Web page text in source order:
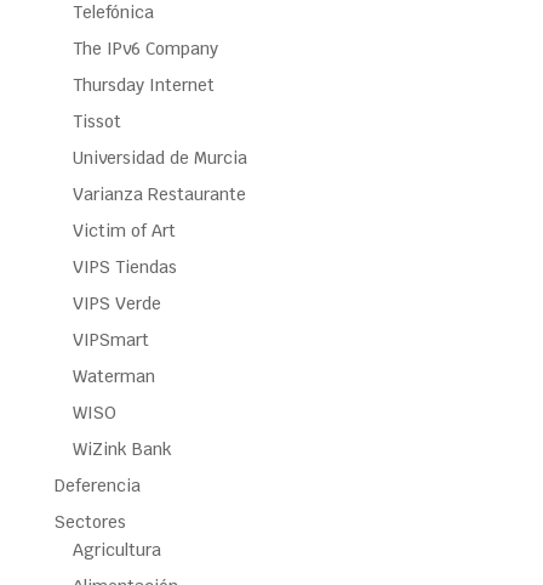
Telefónica
The IPv6 Company
Thursday Internet
Tissot
Universidad de Murcia
Varianza Restaurante
Victim of Art
VIPS Tiendas
VIPS Verde
VIPSmart
Waterman
WISO
WiZink Bank
Deferencia
Sectores
Agricultura